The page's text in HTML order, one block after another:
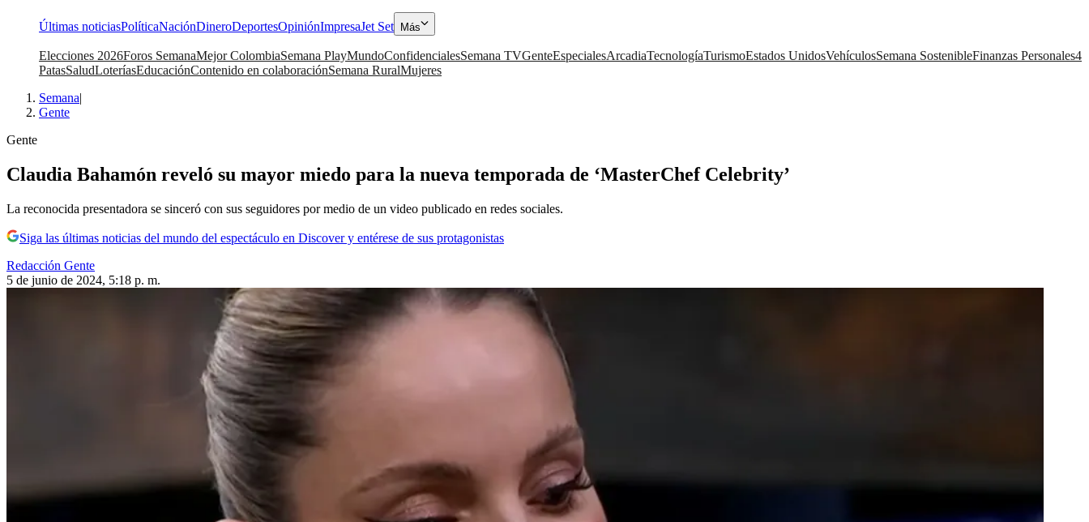
Últimas noticiasPolíticaNaciónDineroDeportesOpiniónImpresaJet Set Más
Elecciones 2026Foros SemanaMejor ColombiaSemana PlayMundoConfidencialesSemana TVGenteEspecialesArcadiaTecnologíaTurismoEstados UnidosVehículosSemana SostenibleFinanzas Personales4
PatasSaludLoteríasEducaciónContenido en colaboraciónSemana RuralMujeres
Semana|
Gente
Gente
Claudia Bahamón reveló su mayor miedo para la nueva temporada de ‘MasterChef Celebrity’
La reconocida presentadora se sinceró con sus seguidores por medio de un video publicado en redes sociales.
Siga las últimas noticias del mundo del espectáculo en Discover y entérese de sus protagonistas
Redacción Gente
5 de junio de 2024, 5:18 p. m.